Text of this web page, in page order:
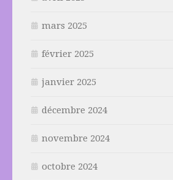
mars 2025
février 2025
janvier 2025
décembre 2024
novembre 2024
octobre 2024